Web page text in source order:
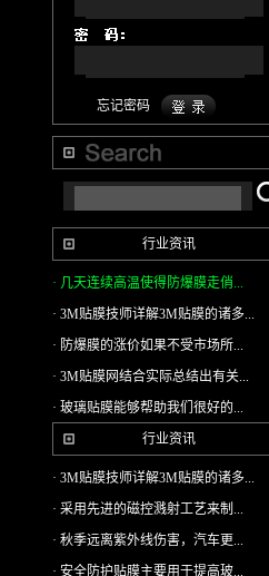
忘记密码
行业资讯
· 几天连续高温使得防爆膜走俏...
· 3M贴膜技师详解3M贴膜的诸多...
· 防爆膜的涨价如果不受市场所...
· 3M贴膜网结合实际总结出有关...
· 玻璃贴膜能够帮助我们很好的...
行业资讯
· 3M贴膜技师详解3M贴膜的诸多...
· 采用先进的磁控溅射工艺来制...
· 秋季远离紫外线伤害，汽车更...
· 安全防护贴膜主要用于提高玻...